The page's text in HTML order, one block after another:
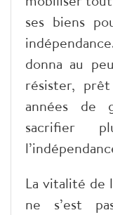
ses biens
donna au
résister,
années de
sacrifier
La vitalité de
ne s’est